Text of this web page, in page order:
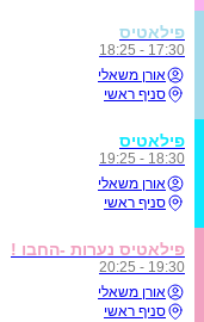
פילאטיס
17:30 - 18:25
אורן משאלי
סניף ראשי
פילאטיס
18:30 - 19:25
אורן משאלי
סניף ראשי
פילאטיס נערות -החבו !
19:30 - 20:25
אורן משאלי
סניף ראשי